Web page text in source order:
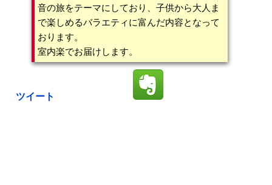
音の旅をテーマにしており、子供から大人ま
で楽しめるバラエティに富んだ内容となって
おります。
室内楽でお届けします。
ツイート